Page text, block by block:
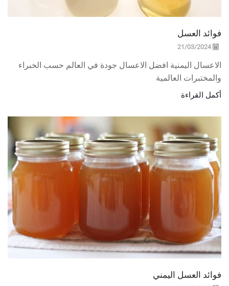
فوائد العسل
الاعسال اليمنية افضل الاعسال جودة في العالم حسب الخبراء
والمختبرات العالمية
أكمل القراءة
فوائد العسل اليمني